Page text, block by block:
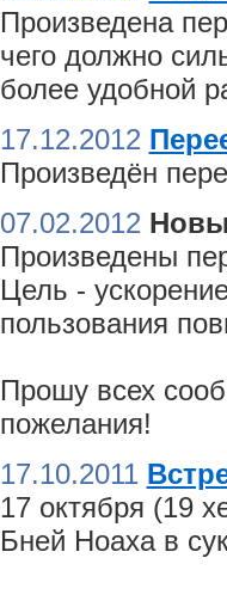
Произведена
чего должно
более удобной
17.12.2012
Произведён
07.02.2012
Произведены
Цель -
пользования
Прошу всех
пожелания!
17.10.2011
17 октября (19
Бней Ноаха в